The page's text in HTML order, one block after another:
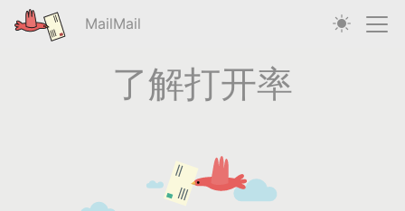
MailMail
了解打开率